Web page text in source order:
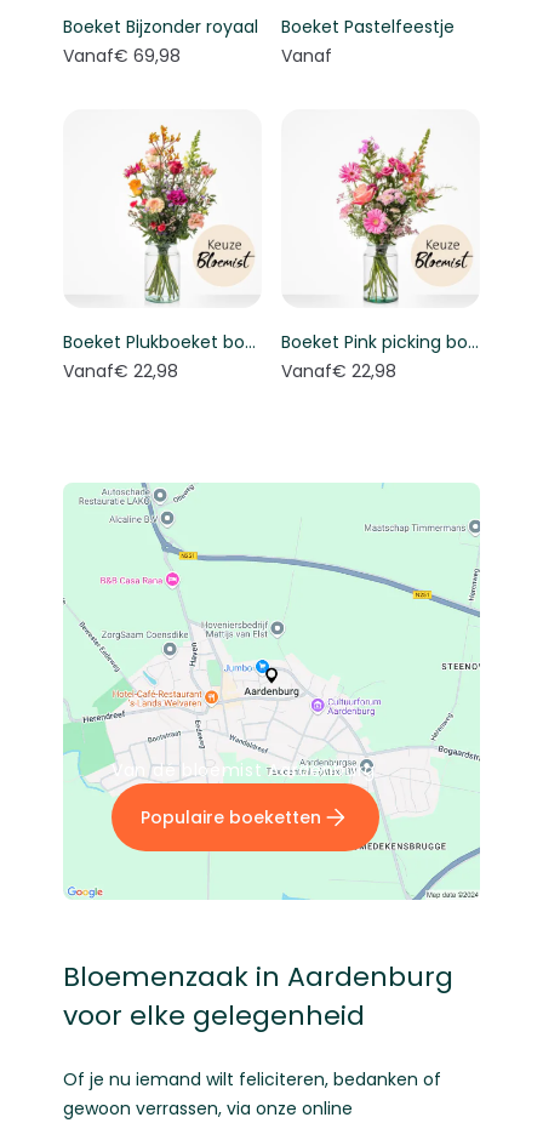
Boeket Bijzonder royaal
Vanaf€ 69,98
Boeket Pastelfeestje
Vanaf
Boeket Plukboeket bont - Keuze bloemist
Vanaf€ 22,98
Boeket Pink picking bouquet - Florist's choice
Vanaf€ 22,98
Van dé bloemist Aardenburg
Populaire boeketten
Bloemenzaak in Aardenburg
voor elke gelegenheid
Of je nu iemand wilt feliciteren, bedanken of
gewoon verrassen, via onze online